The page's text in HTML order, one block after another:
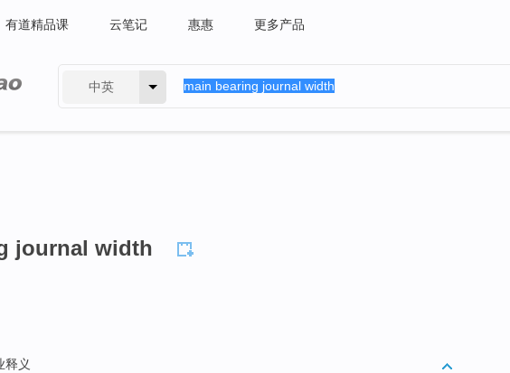
有道精品课 云笔记 惠惠 更多产品
中英
journal width
释义